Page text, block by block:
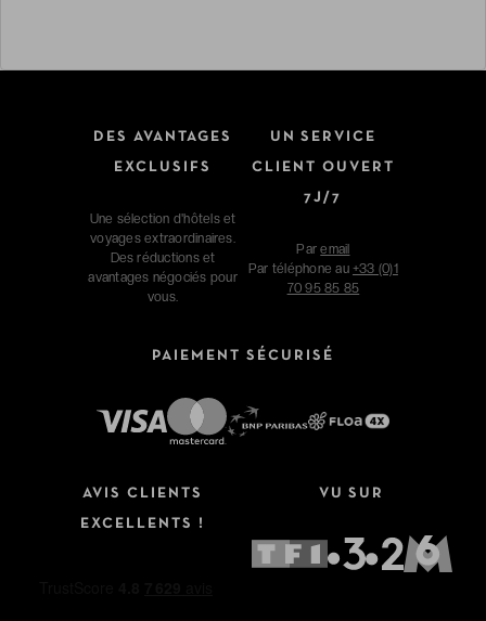
Affinez votre recherche
Type de séjour
DES AVANTAGES
EXCLUSIFS
Une sélection d'hôtels et
voyages extraordinaires.
Des réductions et
avantages négociés pour
vous.
UN SERVICE
CLIENT OUVERT
7J/7
Paremail
Par téléphone au +33 (0)1
70 95 85 85
PAIEMENT SÉCURISÉ
AVIS CLIENTS
EXCELLENTS !
VU SUR